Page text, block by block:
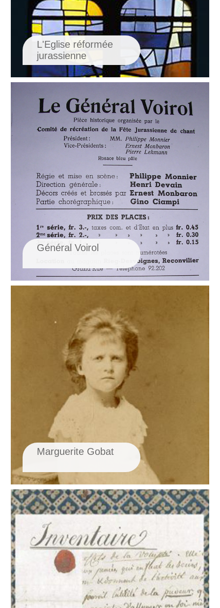
L'Eglise réformée
jurassienne
Général Voirol
Marguerite Gobat